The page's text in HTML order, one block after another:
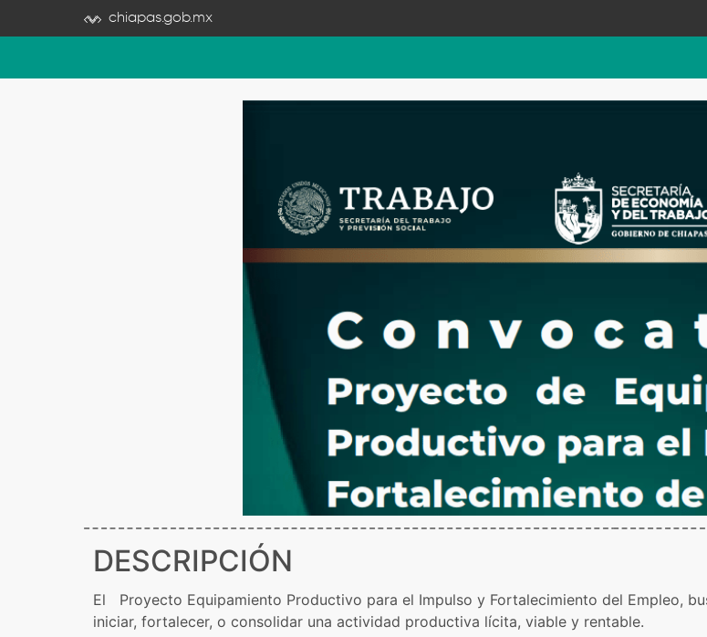
chiapas.gob.mx
DESCRIPCIÓN
El Proyecto Equipamiento Productivo para el Impulso y Fortalecimiento del Empleo,
iniciar, fortalecer, o consolidar una actividad productiva lícita, viable y rentable.